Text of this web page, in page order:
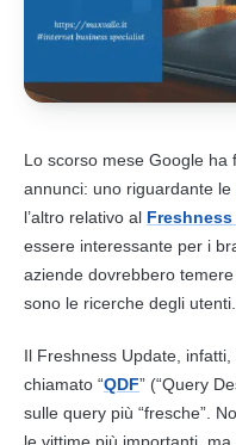
Lo scorso mese Google ha
annunci: uno riguardante le
l’altro relativo al
essere interessante per i
aziende dovrebbero
sono le ricerche degli utenti.
Il Freshness Update,
chiamato “QDF” (“Query
sulle query più “fresche”.
le vittime più importanti,